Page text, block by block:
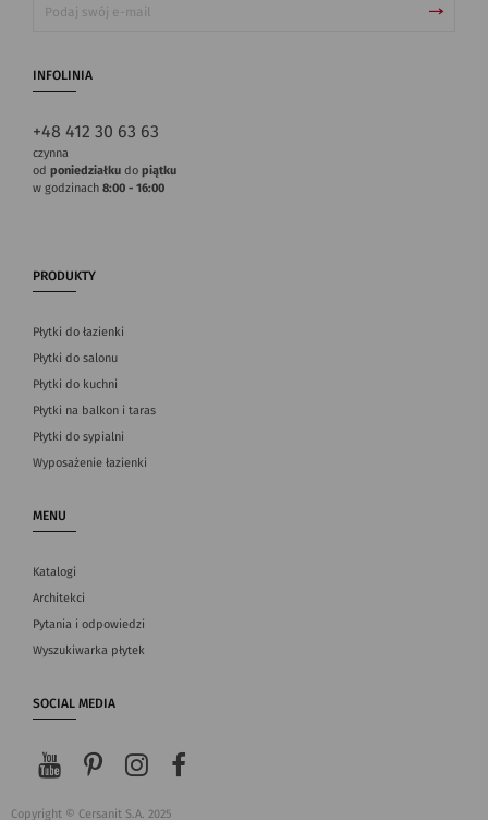
INFOLINIA
+48 412 30 63 63
czynna
od poniedziałku do piątku
w godzinach 8:00 - 16:00
PRODUKTY
Płytki do łazienki
Płytki do salonu
Płytki do kuchni
Płytki na balkon i taras
Płytki do sypialni
Wyposażenie łazienki
MENU
Katalogi
Architekci
Pytania i odpowiedzi
Wyszukiwarka płytek
SOCIAL MEDIA
Copyright © Cersanit S.A. 2025